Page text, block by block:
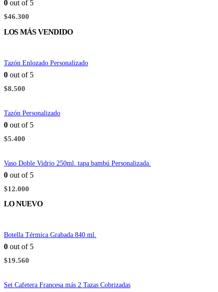
0 out of 5
$46.300
LOS MÁS VENDIDO
Tazón Enlozado Personalizado
0 out of 5
$8.500
Tazón Personalizado
0 out of 5
$5.400
Vaso Doble Vidrio 250ml. tapa bambú Personalizada.
0 out of 5
$12.000
LO NUEVO
Botella Térmica Grabada 840 ml.
0 out of 5
$19.560
Set Cafetera Francesa más 2 Tazas Cobrizadas